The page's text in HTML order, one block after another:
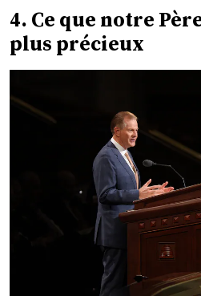
4. Ce que notre
plus précieux